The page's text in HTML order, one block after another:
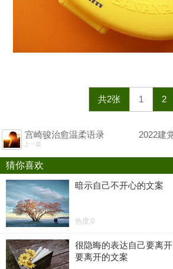
共2张 1 2
宫崎骏治愈温柔语录
上一篇
猜你喜欢
暗示自己不开心的文案
热度:0
很隐晦的表达自己要离
要离开的文案